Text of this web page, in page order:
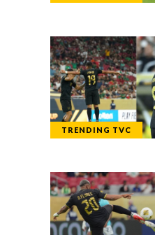
TRENDING TVC